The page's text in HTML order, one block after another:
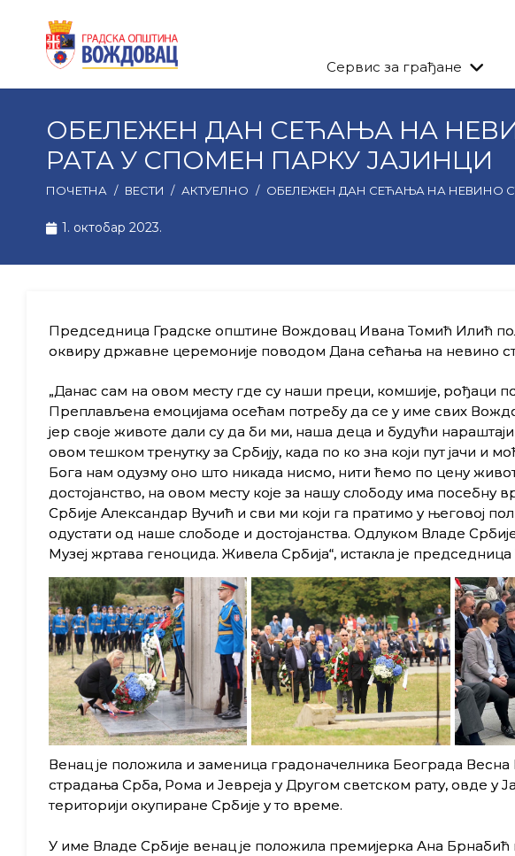
Сервис за грађане
ОБЕЛЕЖЕН ДАН СЕЋАЊА НА
РАТА У СПОМЕН ПАРКУ ЈАЈИНЦИ
ПОЧЕТНА / ВЕСТИ / АКТУЕЛНО / ОБЕЛЕЖЕН ДАН СЕЋАЊА НА НЕВИНО
1. октобар 2023.
Председница Градске општине Вождовац Ивана Томић Илић
оквиру државне церемоније поводом Дана сећања на невино
„Данас сам на овом месту где су наши преци, комшије, рођаци
Преплављена емоцијама осећам потребу да се у име свих
јер своје животе дали су да би ми, наша деца и будући
овом тешком тренутку за Србију, када по ко зна који пут јачи и
Бога нам одузму оно што никада нисмо, нити ћемо по цену
достојанство, на овом месту које за нашу слободу има
Србије Александар Вучић и сви ми који га пратимо у његовој
одустати од наше слободе и достојанства. Одлуком Владе
Музеј жртава геноцида. Живела Србија“, истакла је
Венац је положила и заменица градоначелника Београда Весна
страдања Срба, Рома и Јевреја у Другом светском рату, овде у
територији окупиране Србије у то време.
У име Владе Србије венац је положила премијерка Ана Брнабић